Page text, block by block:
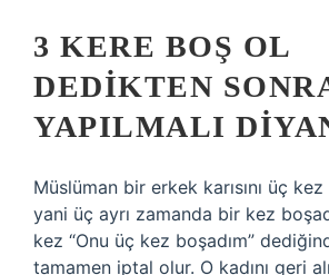
3 KERE BOŞ OL
DEDIKTEN
YAPILMALI
Müslüman bir erkek karısını üç kez
yani üç ayrı zamanda bir kez
kez “Onu üç kez boşadım”
tamamen iptal olur. O kadını geri